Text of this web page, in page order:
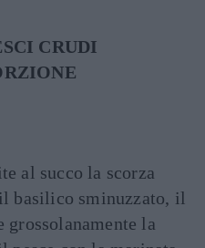
CRUDI
al succo la scorza
basilico sminuzzato, il
grossolanamente la